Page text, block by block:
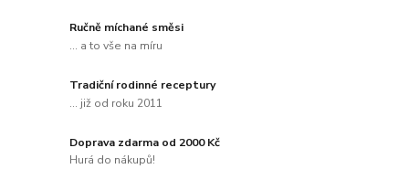
Ručně míchané směsi
... a to vše na míru
Tradiční rodinné receptury
... již od roku 2011
Doprava zdarma od 2000 Kč
Hurá do nákupů!